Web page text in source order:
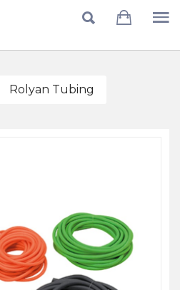
Rolyan Tubing